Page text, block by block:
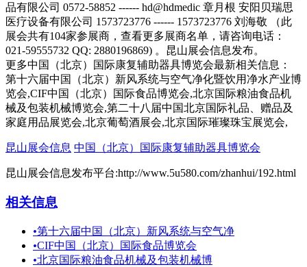
品有限公司 0572-58852 ------ hd@hdmedic 章月根 安阳贝瑞思
医疗设备有限公司 1573723776 ------ 1573723776 刘海敬 （此
展会共有104家参展商，查看更多展商名单，请咨询电话：
021-59555732 QQ: 2880196869) 。昆山展会信息发布。
更多中国（北京）国际康复辅助器具博览会最新相关信息：
第十六届中国（北京）新风系统与空气净化暨饮用净水产业博
览会,CIF中国（北京）国际食品博览会,北京国际粮油食品机
械及包装机械博览会,第二十八届中国北京国际礼品、赠品及
家庭用品展览会,北京葡萄酒展会,北京国际璀璨珠宝展览会,
昆山展会信息 中国（北京）国际康复辅助器具博览会
昆山展会信息发布平台:http://www.5u580.com/zhanhui/192.html
相关信息
•第十六届中国（北京）新风系统与空气净
•CIF中国（北京）国际食品博览会
•北京国际粮油食品机械及包装机械博